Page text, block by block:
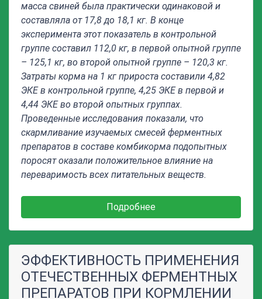
масса свиней была практически одинаковой и
составляла от 17,8 до 18,1 кг. В конце
эксперимента этот показатель в контрольной
группе составил 112,0 кг, в первой опытной группе
– 125,1 кг, во второй опытной группе – 120,3 кг.
Затраты корма на 1 кг прироста составили 4,82
ЭКЕ в контрольной группе, 4,25 ЭКЕ в первой и
4,44 ЭКЕ во второй опытных группах.
Проведенные исследования показали, что
скармливание изучаемых смесей ферментных
препаратов в составе комбикорма подопытных
поросят оказали положительное влияние на
переваримость всех питательных веществ.
Подробнее
ЭФФЕКТИВНОСТЬ ПРИМЕНЕНИЯ
ОТЕЧЕСТВЕННЫХ ФЕРМЕНТНЫХ
ПРЕПАРАТОВ ПРИ КОРМЛЕНИИ